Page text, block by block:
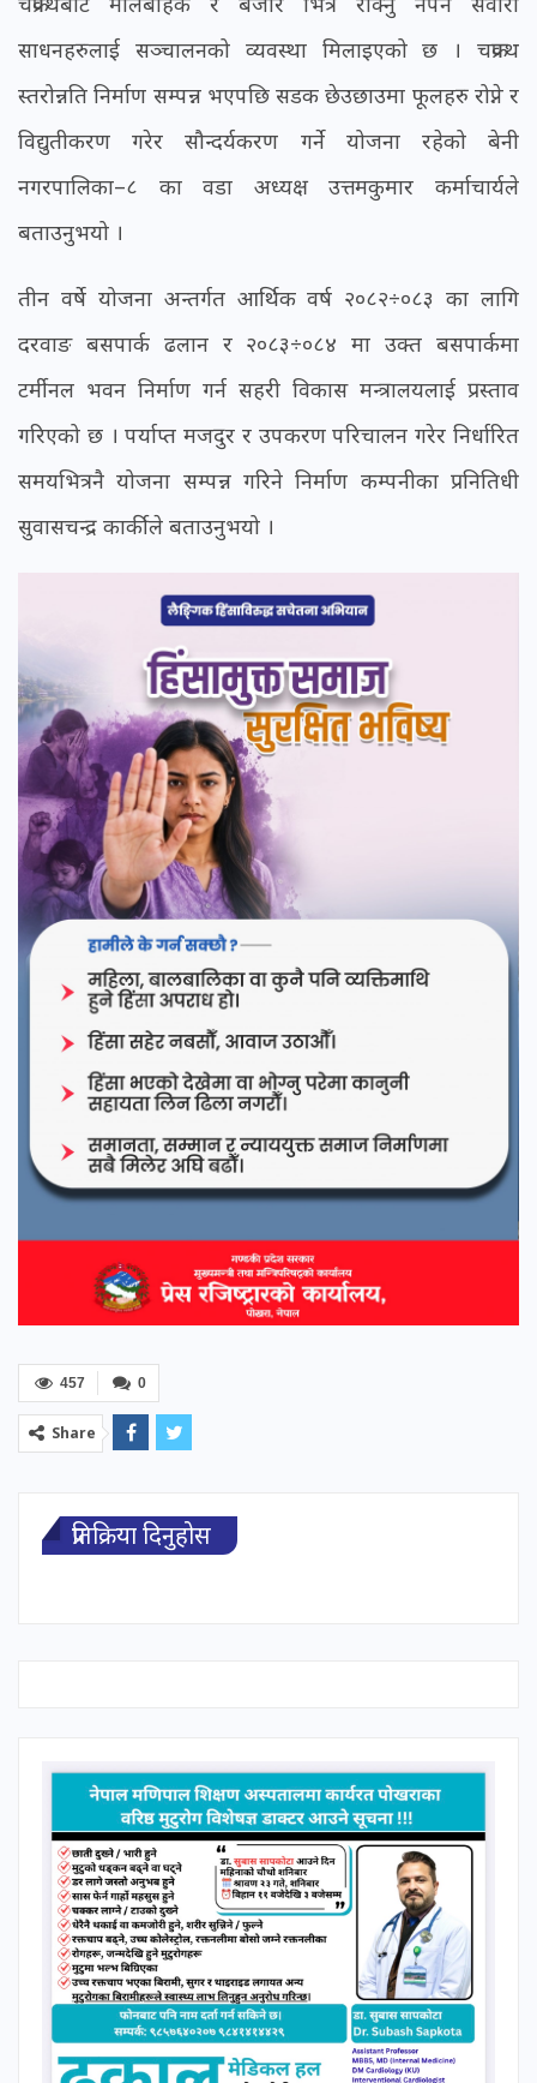
साधनहरुलाई सञ्चालनको व्यवस्था मिलाइएको छ । चक्रपथ
स्तरोन्नति निर्माण सम्पन्न भएपछि सडक छेउछाउमा फूलहरु रोप्ने र
विद्युतीकरण गरेर सौन्दर्यकरण गर्ने योजना रहेको बेनी
नगरपालिका–८ का वडा अध्यक्ष उत्तमकुमार कर्माचार्यले
बताउनुभयो ।
तीन वर्षे योजना अन्तर्गत आर्थिक वर्ष २०८२÷०८३ का लागि
दरवाङ बसपार्क ढलान र २०८३÷०८४ मा उक्त बसपार्कमा
टर्मीनल भवन निर्माण गर्न सहरी विकास मन्त्रालयलाई प्रस्ताव
गरिएको छ । पर्याप्त मजदुर र उपकरण परिचालन गरेर निर्धारित
समयभित्रनै योजना सम्पन्न गरिने निर्माण कम्पनीका प्रनितिधी
सुवासचन्द्र कार्कीले बताउनुभयो ।
0
457
Share
प्रतिक्रिया दिनुहोस